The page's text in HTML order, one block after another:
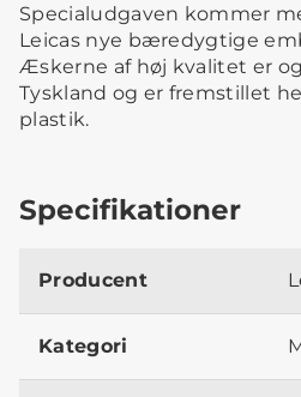
Specialudgaven kommer
Leicas nye bæredygtige
Æskerne af høj kvalitet er
Tyskland og er fremstillet
plastik.
Specifikationer
Producent
Kategori